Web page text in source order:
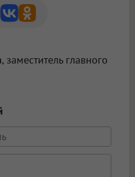
, заместитель главного